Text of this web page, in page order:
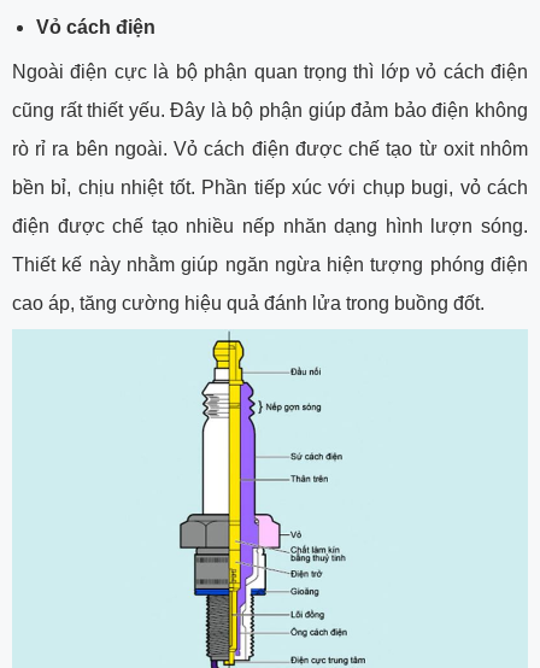
Vỏ cách điện
Ngoài điện cực là bộ phận quan trọng thì lớp vỏ cách điện
cũng rất thiết yếu. Đây là bộ phận giúp đảm bảo điện không
rò rỉ ra bên ngoài. Vỏ cách điện được chế tạo từ oxit nhôm
bền bỉ, chịu nhiệt tốt. Phần tiếp xúc với chụp bugi, vỏ cách
điện được chế tạo nhiều nếp nhăn dạng hình lượn sóng.
Thiết kế này nhằm giúp ngăn ngừa hiện tượng phóng điện
cao áp, tăng cường hiệu quả đánh lửa trong buồng đốt.